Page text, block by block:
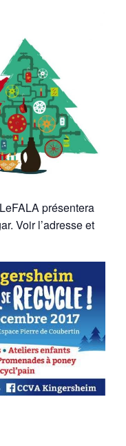
présentera
Voir l’adresse et